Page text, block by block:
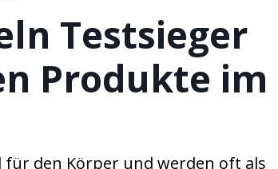
Testsieger
Produkte im
für den Körper und werden oft als